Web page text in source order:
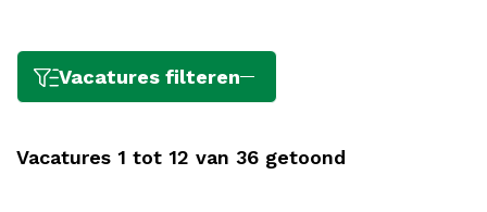
Vacatures filteren
Vacatures 1 tot 12 van 36 getoond